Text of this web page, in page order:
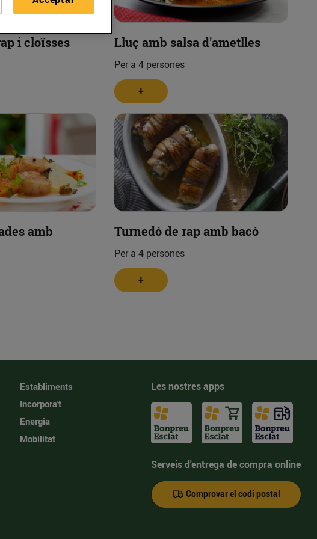
i cloïsses Lluç amb salsa d'ametlles
Per a 4 persones
+
amb
Turnedó de rap amb bacó
Per a 4 persones
+
Establiments
Incorpora't
Energia
Mobilitat
Les nostres apps
Serveis d'entrega de compra online
Comprovar el codi postal